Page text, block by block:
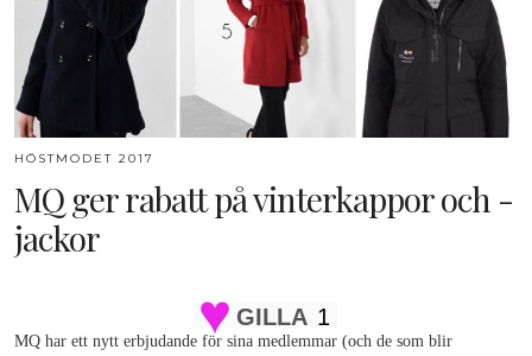
HÖSTMODET 2017
MQ ger rabatt på vinterkappor och -
jackor
GILLA 1
MQ har ett nytt erbjudande för sina medlemmar (och de som blir